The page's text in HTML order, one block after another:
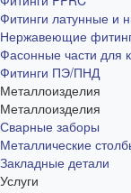
Фитинги латунные и
Нержавеющие
Фасонные части для
Фитинги ПЭ/ПНД
Металлоизделия
Металлоизделия
Сварные заборы
Металлические
Закладные детали
Услуги